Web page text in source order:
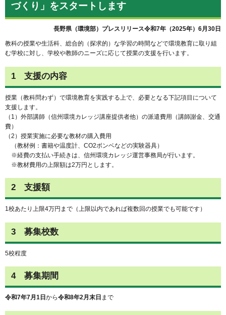
づくり」をスタートします
長野県（環境部）プレスリリース令和7年（2025年）6月30日
教科の授業や生活科、総合的（探求的）な学習の時間などで環境教育に取り組
む学校に対し、学校や教師のニーズに応じて授業の支援を行います。
1 支援の内容
授業（教科問わず）で環境教育を実践する上で、必要となる下記項目について
支援します。
（1）外部講師（信州環境カレッジ講座提供者他）の派遣費用（講師謝金、交通
費）
（2）授業実施に必要な教材の購入費用
（教材例：書籍や温度計、CO2ボンベなどの実験器具）
※経費の支払い手続きは、信州環境カレッジ運営事務局が行います。
※教材費用の上限額は2万円とします。
2 支援額
1校あたり上限4万円まで（上限以内であれば複数回の授業でも可能です）
3 募集校数
5校程度
4 募集期間
令和7年7月1日 から令和8年2月末日 まで